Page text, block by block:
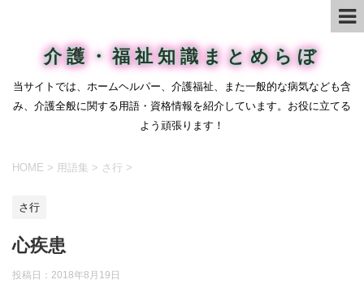
介護・福祉知識まとめらぼ
当サイトでは、ホームヘルパー、介護福祉、また一般的な病気なども含
み、介護全般に関する用語・資格情報を紹介しています。お役に立てる
よう頑張ります！
HOME > 用語集 > さ行 >
さ行
心疾患
投稿日： 2018年8月19日